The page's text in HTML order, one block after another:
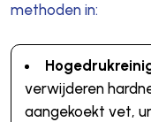
methoden in:
verwijderen
aangekoekt vet,